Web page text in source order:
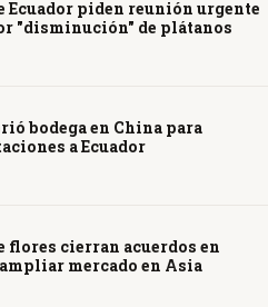
Ecuador piden reunión urgente
"disminución" de plátanos
bodega en China para
a Ecuador
flores cierran acuerdos en
mercado en Asia